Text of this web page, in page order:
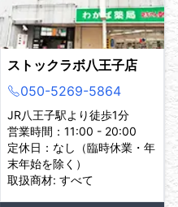
ストックラボ八王子店
050-5269-5864
JR八王子駅より徒歩1分
営業時間：11:00 - 20:00
定休日：なし（臨時休業・年
末年始を除く）
取扱商材: すべて